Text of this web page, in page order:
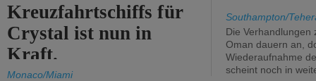
Kreuzfahrtschiffs für
Crystal ist nun in
Kraft.
Monaco/Miami
Southampton/
Die Verhandlungen
Oman dauern an,
Wiederaufnahme
scheint noch in